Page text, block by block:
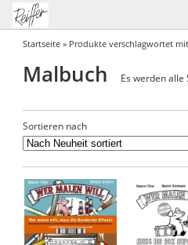
Startseite » Produkte verschlagwortet
Malbuch Es werden
Sortieren nach